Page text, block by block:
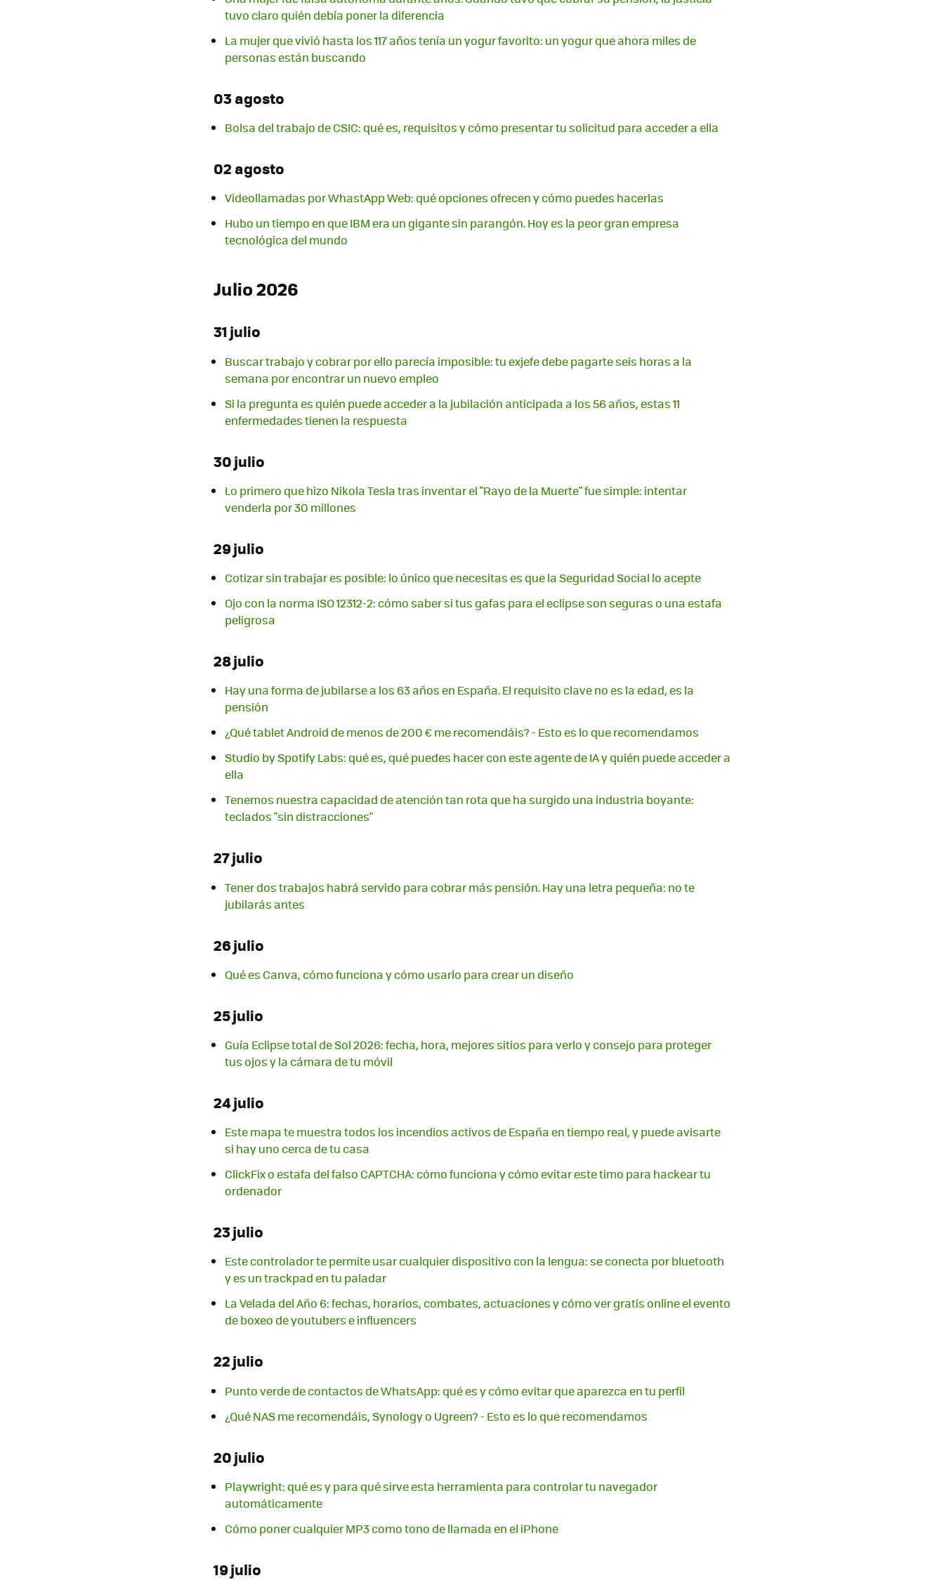
tuvo claro quién debía poner la diferencia
La mujer que vivió hasta los 117 años tenía un yogur favorito: un yogur que ahora miles de
personas están buscando
03 agosto
Bolsa del trabajo de CSIC: qué es, requisitos y cómo presentar tu solicitud para acceder a ella
02 agosto
Videollamadas por WhastApp Web: qué opciones ofrecen y cómo puedes hacerlas
Hubo un tiempo en que IBM era un gigante sin parangón. Hoy es la peor gran empresa
tecnológica del mundo
Julio 2026
31 julio
Buscar trabajo y cobrar por ello parecía imposible: tu exjefe debe pagarte seis horas a la
semana por encontrar un nuevo empleo
Si la pregunta es quién puede acceder a la jubilación anticipada a los 56 años, estas 11
enfermedades tienen la respuesta
30 julio
Lo primero que hizo Nikola Tesla tras inventar el "Rayo de la Muerte" fue simple: intentar
venderla por 30 millones
29 julio
Cotizar sin trabajar es posible: lo único que necesitas es que la Seguridad Social lo acepte
Ojo con la norma ISO 12312-2: cómo saber si tus gafas para el eclipse son seguras o una estafa
peligrosa
28 julio
Hay una forma de jubilarse a los 63 años en España. El requisito clave no es la edad, es la
pensión
¿Qué tablet Android de menos de 200 € me recomendáis? - Esto es lo que recomendamos
Studio by Spotify Labs: qué es, qué puedes hacer con este agente de IA y quién puede acceder a
ella
Tenemos nuestra capacidad de atención tan rota que ha surgido una industria boyante:
teclados "sin distracciones"
27 julio
Tener dos trabajos habrá servido para cobrar más pensión. Hay una letra pequeña: no te
jubilarás antes
26 julio
Qué es Canva, cómo funciona y cómo usarlo para crear un diseño
25 julio
Guía Eclipse total de Sol 2026: fecha, hora, mejores sitios para verlo y consejo para proteger
tus ojos y la cámara de tu móvil
24 julio
Este mapa te muestra todos los incendios activos de España en tiempo real, y puede avisarte
si hay uno cerca de tu casa
ClickFix o estafa del falso CAPTCHA: cómo funciona y cómo evitar este timo para hackear tu
ordenador
23 julio
Este controlador te permite usar cualquier dispositivo con la lengua: se conecta por bluetooth
y es un trackpad en tu paladar
La Velada del Año 6: fechas, horarios, combates, actuaciones y cómo ver gratis online el evento
de boxeo de youtubers e influencers
22 julio
Punto verde de contactos de WhatsApp: qué es y cómo evitar que aparezca en tu perfil
¿Qué NAS me recomendáis, Synology o Ugreen? - Esto es lo que recomendamos
20 julio
Playwright: qué es y para qué sirve esta herramienta para controlar tu navegador
automáticamente
Cómo poner cualquier MP3 como tono de llamada en el iPhone
19 julio